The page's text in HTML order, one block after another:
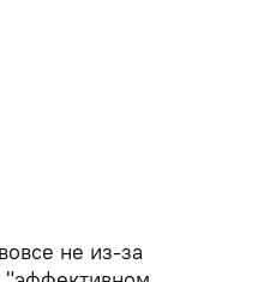
не из-за